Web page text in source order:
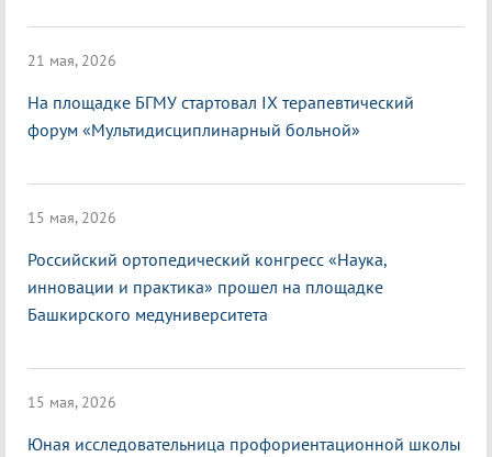
21 мая, 2026
На площадке БГМУ стартовал IX терапевтический
форум «Мультидисциплинарный больной»
15 мая, 2026
Российский ортопедический конгресс «Наука,
инновации и практика» прошел на площадке
Башкирского медуниверситета
15 мая, 2026
Юная исследовательница профориентационной школы